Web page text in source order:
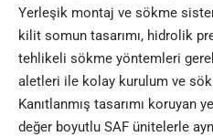
Yerleşik montaj ve sökme
kilit somun tasarımı, hidrolik
tehlikeli sökme yöntemleri
aletleri ile kolay kurulum ve
Kanıtlanmış tasarımı koruyan
değer boyutlu SAF ünitelerle